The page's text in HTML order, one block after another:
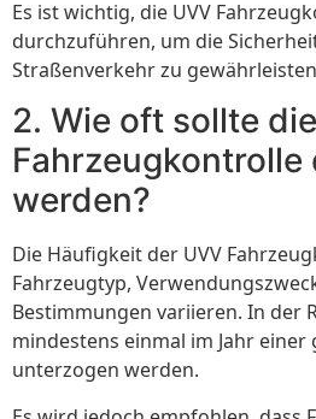
Es ist wichtig, die UVV
durchzuführen, um die
Straßenverkehr zu
2. Wie oft sollte
werden?
Die Häufigkeit der UVV
Fahrzeugtyp,
Bestimmungen variieren. In der
mindestens einmal im Jahr
unterzogen werden.